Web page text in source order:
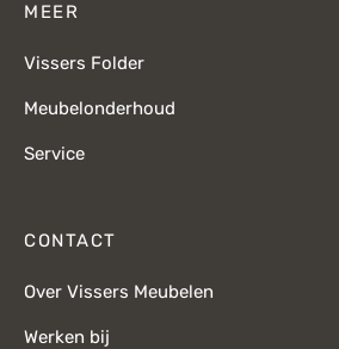
MEER
Vissers Folder
Meubelonderhoud
Service
CONTACT
Over Vissers Meubelen
Werken bij